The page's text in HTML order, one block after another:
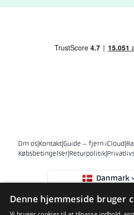
Om os|Kontakt|Guide – fjern iCloud|
Købsbetingelser|Returpolitik|
Danmark
© 2011 - 2026
Denne hjemmeside bruger